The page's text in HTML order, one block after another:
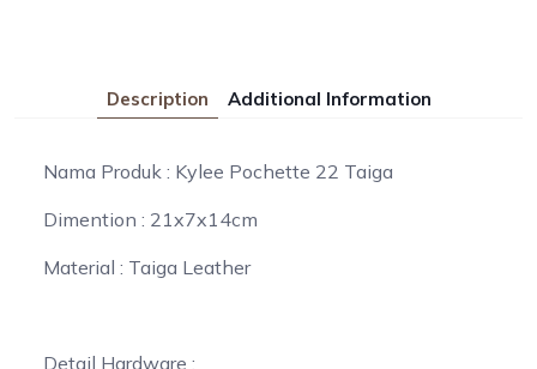
Description Additional Information
Nama Produk : Kylee Pochette 22 Taiga
Dimention : 21x7x14cm
Material : Taiga Leather
Detail Hardware :